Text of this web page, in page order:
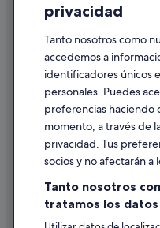
Información legal/contacto
Pautas sobre el contenido y
Ayuda
Cancelar un vuelo
Cancelar una reserva de hotel
Utilizar un cupón de Expedia
privacidad
Tanto nosotros como
accedemos a
identificadores únicos
personales. Puedes
preferencias haciendo
momento, a través de
privacidad. Tus
socios y no afectarán a
Tanto nosotros
tratamos los